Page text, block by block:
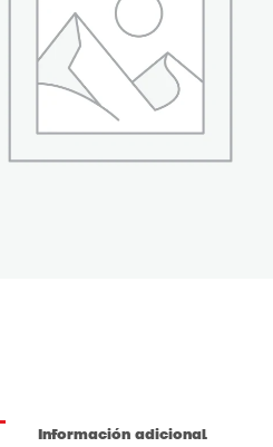
Información adicional